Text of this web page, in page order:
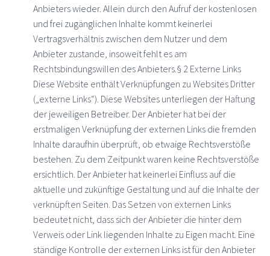
Anbieters wieder. Allein durch den Aufruf der kostenlosen
und frei zugänglichen Inhalte kommt keinerlei
Vertragsverhältnis zwischen dem Nutzer und dem
Anbieter zustande, insoweit fehlt es am
Rechtsbindungswillen des Anbieters.§ 2 Externe Links
Diese Website enthält Verknüpfungen zu Websites Dritter
(„externe Links“). Diese Websites unterliegen der Haftung
der jeweiligen Betreiber. Der Anbieter hat bei der
erstmaligen Verknüpfung der externen Links die fremden
Inhalte daraufhin überprüft, ob etwaige Rechtsverstöße
bestehen. Zu dem Zeitpunkt waren keine Rechtsverstöße
ersichtlich. Der Anbieter hat keinerlei Einfluss auf die
aktuelle und zukünftige Gestaltung und auf die Inhalte der
verknüpften Seiten. Das Setzen von externen Links
bedeutet nicht, dass sich der Anbieter die hinter dem
Verweis oder Link liegenden Inhalte zu Eigen macht. Eine
ständige Kontrolle der externen Links ist für den Anbieter